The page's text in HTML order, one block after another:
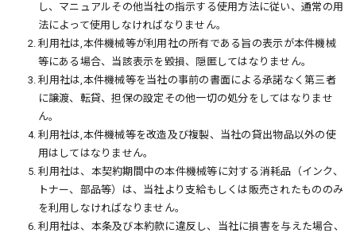
し、マニュアルその他当社の指示する使用方法に従い、通常の用
法によって使用しなければなりません。
2. 利用社は,本件機械等が利用社の所有である旨の表示が本件機械
等にある場合、当該表示を毀損、隠匿してはなりません。
3. 利用社は,本件機械等を当社の事前の書面による承諾なく第三者
に譲渡、転貸、担保の設定その他一切の処分をしてはなりませ
ん。
4. 利用社は,本件機械等を改造及び複製、当社の貸出物品以外の使
用はしてはなりません。
5. 利用社は、本契約期間中の本件機械等に対する消耗品（インク、
トナー、部品等）は、当社より支給もしくは販売されたもののみ
を利用しなければなりません。
6. 利用社は、本条及び本約款に違反し、当社に損害を与えた場合、